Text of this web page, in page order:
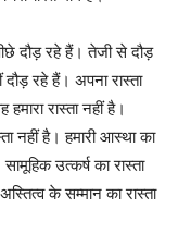
दौड़ रहे हैं। तेजी से दौड़
रहे हैं। अपना रास्ता
रास्ता नहीं है।
नहीं है। हमारी आस्था का
उत्कर्ष का रास्ता
के सम्मान का रास्ता